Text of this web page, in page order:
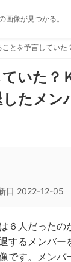
画像が見つかる。
いた？
たメン
日 2022-12-05
６人だったの
するメンバ
です。メン